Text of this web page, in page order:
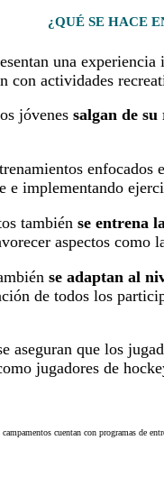
¿QUÉ SE HACE
una experiencia
con actividades
jóvenes salgan de
enfocados
e implementando
también se entrena
aspectos
se adaptan al
de todos los
aseguran que los
jugadores de
cuentan con programas de